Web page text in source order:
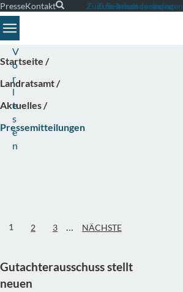
Zum Inhalt springen
Zum Seitenende springen
PresseKontakt
Toggle navigation
Startseite
Landratsamt
Aktuelles
Pressemitteilungen
V
o
r
l
e
s
e
n
1 2 3 NÄCHSTE
Gutachterausschuss stellt
neuen